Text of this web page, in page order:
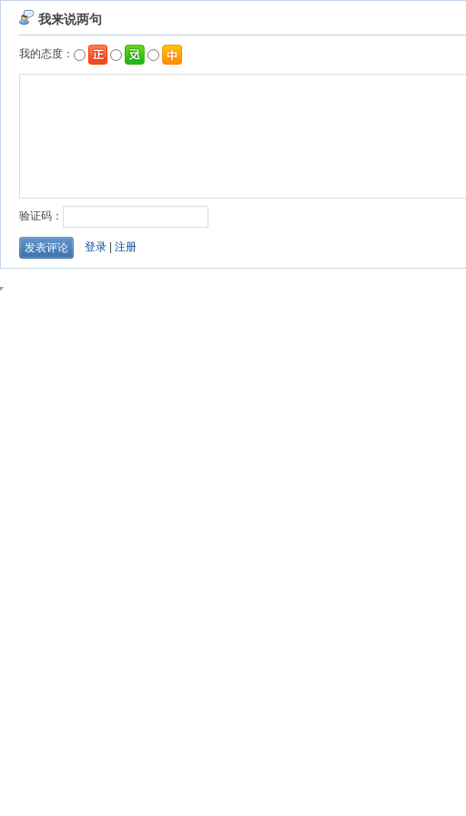
我来说两句
我的态度：
验证码：
登录 注册